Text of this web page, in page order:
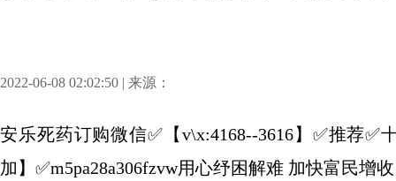
2022-06-08 02:02:50 | 来源：
安乐死药订购微信✅【v\x:4168--3616】✅推荐
加】✅m5pa28a306fzvw用心纾困解难 加快富民增